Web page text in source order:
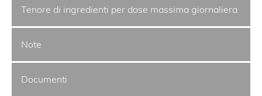
Tenore di ingredienti per dose massima giornaliera
Note
Documenti